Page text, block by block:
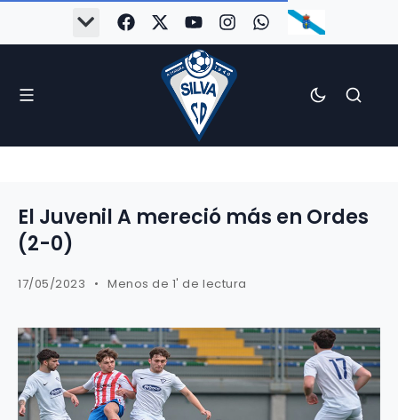
El Juvenil A mereció más en Ordes
(2-0)
17/05/2023 Menos de 1' de lectura